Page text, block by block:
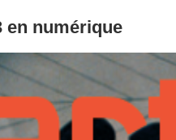
en numérique